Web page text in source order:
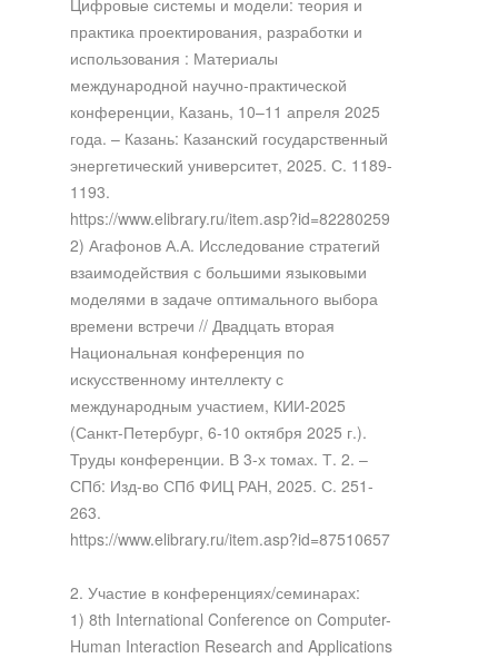
практика проектирования, разработки и
использования : Материалы
международной научно-практической
конференции, Казань, 10–11 апреля 2025
года. – Казань: Казанский государственный
энергетический университет, 2025. С. 1189-
1193.
https://www.elibrary.ru/item.asp?id=82280259
2) Агафонов А.А. Исследование стратегий
взаимодействия с большими языковыми
моделями в задаче оптимального выбора
времени встречи // Двадцать вторая
Национальная конференция по
искусственному интеллекту с
международным участием, КИИ-2025
(Санкт-Петербург, 6-10 октября 2025 г.).
Труды конференции. В 3-х томах. Т. 2. –
СПб: Изд-во СПб ФИЦ РАН, 2025. С. 251-
263.
https://www.elibrary.ru/item.asp?id=87510657
2. Участие в конференциях/семинарах:
1) 8th International Conference on Computer-
Human Interaction Research and Applications